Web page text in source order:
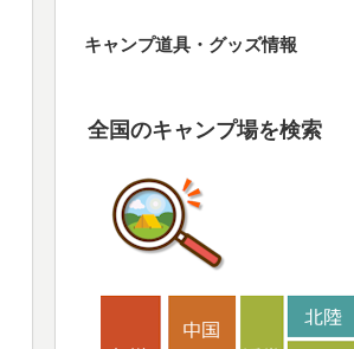
キャンプ道具・グッズ情報
全国のキャンプ場を検索